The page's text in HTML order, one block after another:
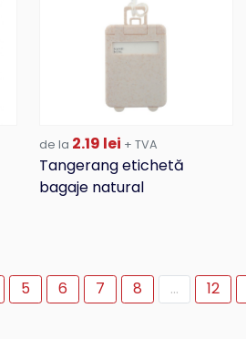
de la 2.19 lei + TVA
Tangerang etichetă
bagaje natural
5 6 7 8 ... 12